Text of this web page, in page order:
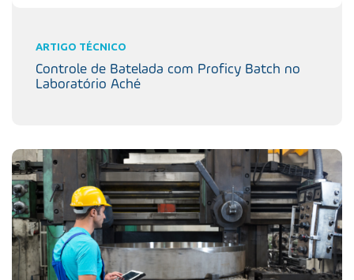
ARTIGO TÉCNICO
Controle de Batelada com Proficy Batch no
Laboratório Aché